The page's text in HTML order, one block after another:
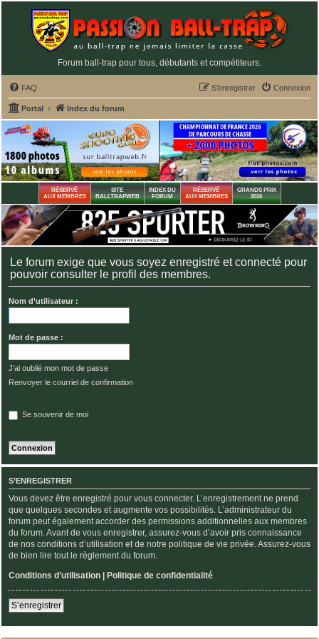
Forum ball-trap pour tous, débutants et compétiteurs.
FAQ Connexion
S’enregistrer
Portal Index du forum
RÉSERVÉ
AUX MEMBRES
SITE
BALLTRAPWEB
INDEX DU
FORUM
RÉSERVÉ
AUX MEMBRES
GRANDS PRIX
2026
Le forum exige que vous soyez enregistré et connecté pour
pouvoir consulter le profil des membres.
Nom d’utilisateur :
Mot de passe :
J’ai oublié mon mot de passe
Renvoyer le courriel de confirmation
Se souvenir de moi
S’ENREGISTRER
Vous devez être enregistré pour vous connecter. L’enregistrement ne prend
que quelques secondes et augmente vos possibilités. L’administrateur du
forum peut également accorder des permissions additionnelles aux membres
du forum. Avant de vous enregistrer, assurez-vous d’avoir pris connaissance
de nos conditions d’utilisation et de notre politique de vie privée. Assurez-vous
de bien lire tout le règlement du forum.
Conditions d’utilisation
Politique de confidentialité
S’enregistrer